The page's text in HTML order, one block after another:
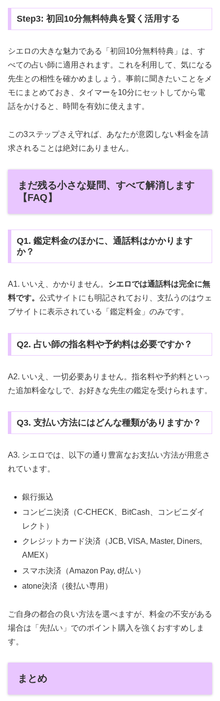
Step3: 初回10分無料特典を賢く活用する
シエロの大きな魅力である「初回10分無料特典」は、す
べての占い師に適用されます。これを利用して、気になる
先生との相性を確かめましょう。事前に聞きたいことをメ
モにまとめておき、タイマーを10分にセットしてから電
話をかけると、時間を有効に使えます。
この3ステップさえ守れば、あなたが意図しない料金を請
求されることは絶対にありません。
まだ残る小さな疑問、すべて解消します
【FAQ】
Q1. 鑑定料金のほかに、通話料はかかります
か？
A1. いいえ、かかりません。 シエロでは通話料は完全に無
料です。 公式サイトにも明記されており、支払うのはウェ
ブサイトに表示されている「鑑定料金」のみです。
Q2. 占い師の指名料や予約料は必要ですか？
A2. いいえ、一切必要ありません。指名料や予約料といっ
た追加料金なしで、お好きな先生の鑑定を受けられます。
Q3. 支払い方法にはどんな種類がありますか？
A3. シエロでは、以下の通り豊富なお支払い方法が用意さ
れています。
銀行振込
コンビニ決済（C-CHECK、BitCash、コンビニダイ
レクト）
クレジットカード決済（JCB, VISA, Master, Diners,
AMEX）
スマホ決済（Amazon Pay, d払い）
atone決済（後払い専用）
ご自身の都合の良い方法を選べますが、料金の不安がある
場合は「先払い」でのポイント購入を強くおすすめしま
す。
まとめ